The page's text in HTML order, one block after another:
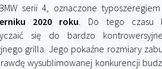
serii 4, oznaczone
2020 roku . Do tego czasu
się do bardzo
grilla. Jego pokaźne rozmiary
wysublimowanej konkurencji